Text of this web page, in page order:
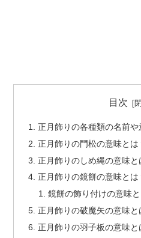
目次
正月飾りの各種類の名前や
正月飾りの門松の意味とは
正月飾りのしめ縄の意味と
正月飾りの鏡餅の意味とは
鏡餅の飾り付けの意味と
正月飾りの破魔矢の意味と
正月飾りの羽子板の意味と